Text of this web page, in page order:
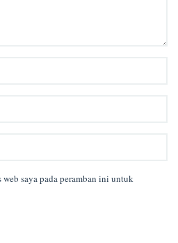
saya pada peramban ini untuk